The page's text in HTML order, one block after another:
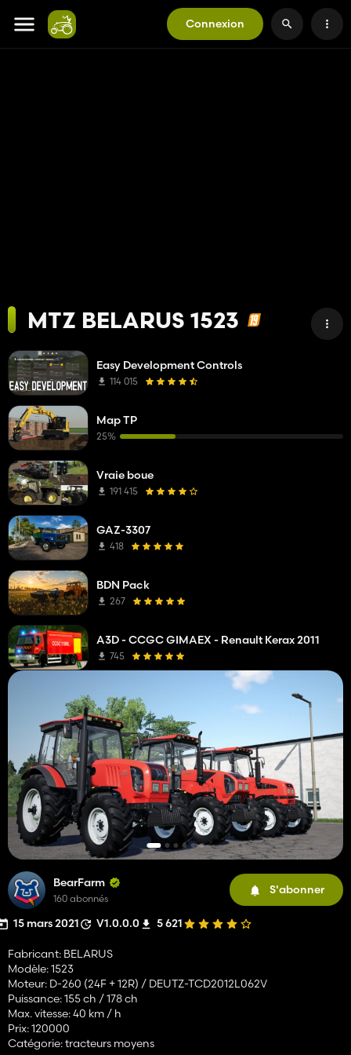
Connexion
MTZ BELARUS 1523
BearFarm
160 abonnés
S'abonner
15 mars 2021 V1.0.0.0 5 621
Fabricant: BELARUS
Modèle: 1523
Moteur: D-260 (24F + 12R) / DEUTZ-TCD2012L062V
Puissance: 155 ch / 178 ch
Max. vitesse: 40 km / h
Prix: 120000
Catégorie: tracteurs moyens
Easy Development Controls
114 015
Map TP
25%
Vraie boue
191 415
GAZ-3307
418
BDN Pack
267
A3D - CCGC GIMAEX - Renault Kerax 2011
745